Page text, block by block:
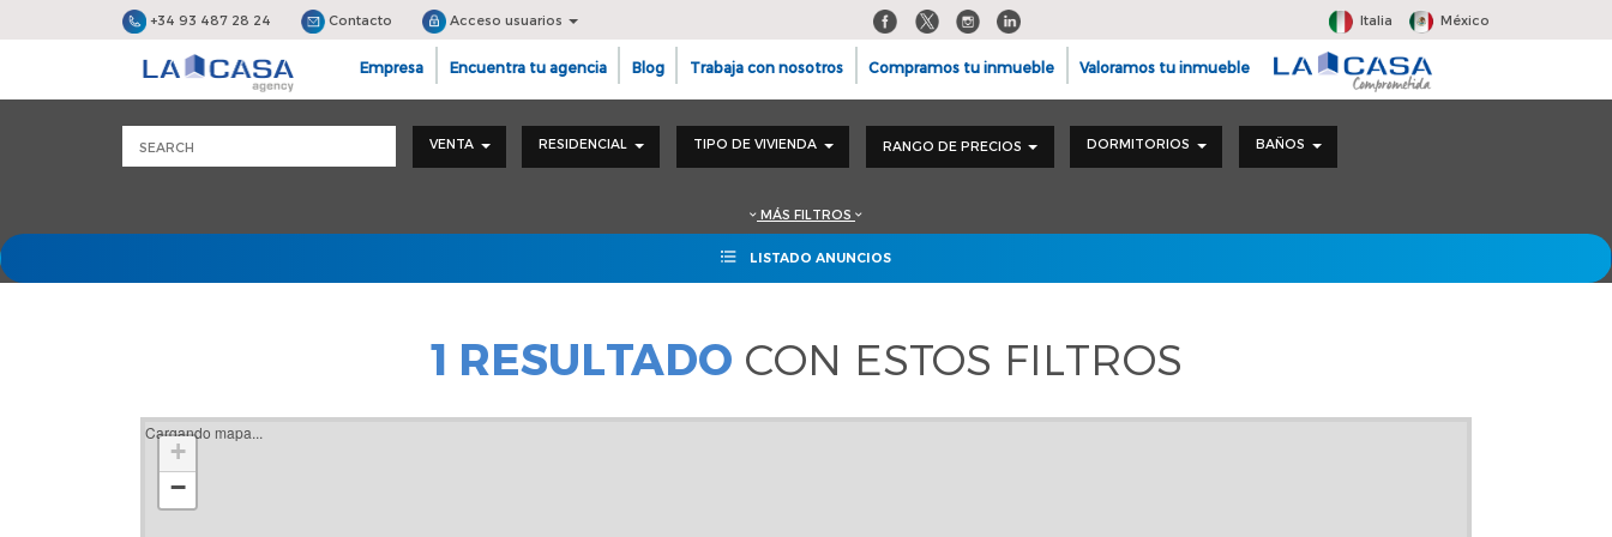
+34 93 487 28 24 Contacto Acceso usuarios Italia México
Empresa Encuentra tu agencia Blog Trabaja con nosotros Compramos tu inmueble Valoramos tu inmueble
VENTA RESIDENCIAL TIPO DE VIVIENDA RANGO DE PRECIOS DORMITORIOS BAÑOS
MÁS FILTROS
LISTADO ANUNCIOS
1 RESULTADO CON ESTOS FILTROS
Cargando mapa...
+
−